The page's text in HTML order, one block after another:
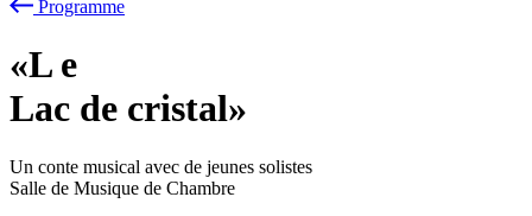
Programme
«L e
Lac de cristal»
Un conte musical avec de jeunes solistes
Salle de Musique de Chambre